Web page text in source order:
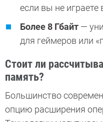
если вы не играете
Более 8 Гбайт —
для геймеров или
Стоит ли
память?
Большинство
опцию расширения